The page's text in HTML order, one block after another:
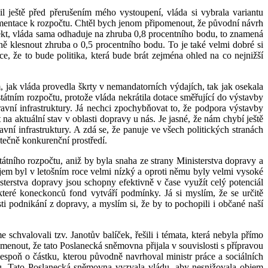
před přerušením mého vystoupení, vláda si vybrala variantu
k rozpočtu. Chtěl bych jenom připomenout, že původní návrh
sama odhaduje na zhruba 0,8 procentního bodu, to znamená
klesnout zhruba o 0,5 procentního bodu. To je také velmi dobré si
že to bude politika, která bude brát zejména ohled na co nejnižší
vláda provedla škrty v nemandatorních výdajích, tak jak osekala
rozpočtu, protože vláda nekrátila dotace směřující do výstavby
infrastruktury. Já nechci zpochybňovat to, že podpora výstavby
aktuální stav v oblasti dopravy u nás. Je jasné, že nám chybí ještě
infrastruktury. A zdá se, že panuje ve všech politických stranách
konkurenční prostředí.
rozpočtu, aniž by byla snaha ze strany Ministerstva dopravy a
byl v letošním roce velmi nízký a oproti němu byly velmi vysoké
dopravy jsou schopny efektivně v čase využít celý potenciál
koneckonců fond vytváří podmínky. Já si myslím, že se určitě
podnikání z dopravy, a myslím si, že by to pochopili i občané naší
schvalovali tzv. Janotův balíček, řešili i témata, která nebyla přímo
že tato Poslanecká sněmovna přijala v souvislosti s přípravou
o částku, kterou původně navrhoval ministr práce a sociálních